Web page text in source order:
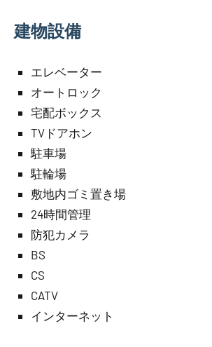
建物設備
エレベーター
オートロック
宅配ボックス
TVドアホン
駐車場
駐輪場
敷地内ゴミ置き場
24時間管理
防犯カメラ
BS
CS
CATV
インターネット